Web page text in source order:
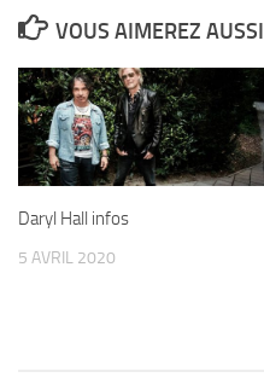
VOUS AIMEREZ
Daryl Hall infos
5 AVRIL 2020